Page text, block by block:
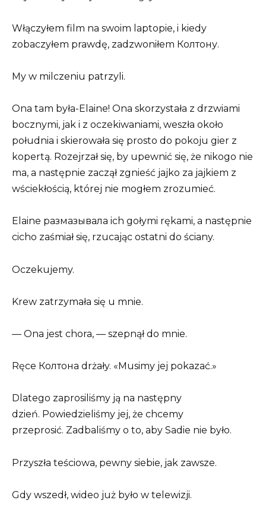
Włączyłem film na swoim laptopie, i kiedy
zobaczyłem prawdę, zadzwoniłem Колтону.
My w milczeniu patrzyli.
Ona tam była-Elaine! Ona skorzystała z drzwiami
bocznymi, jak i z oczekiwaniami, weszła około
południa i skierowała się prosto do pokoju gier z
kopertą. Rozejrzał się, by upewnić się, że nikogo nie
ma, a następnie zaczął zgnieść jajko za jajkiem z
wściekłością, której nie mogłem zrozumieć.
Elaine размазывала ich gołymi rękami, a następnie
cicho zaśmiał się, rzucając ostatni do ściany.
Oczekujemy.
Krew zatrzymała się u mnie.
— Ona jest chora, — szepnął do mnie.
Ręce Колтона drżały. «Musimy jej pokazać.»
Dlatego zaprosiliśmy ją na następny
dzień. Powiedzieliśmy jej, że chcemy
przeprosić. Zadbaliśmy o to, aby Sadie nie było.
Przyszła teściowa, pewny siebie, jak zawsze.
Gdy wszedł, wideo już było w telewizji.